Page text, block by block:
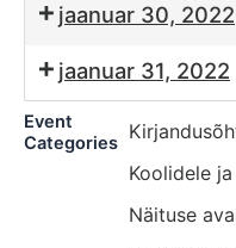
jaanuar 30, 2022
jaanuar 31, 2022
Event
Categories
Koolidele
Näituse